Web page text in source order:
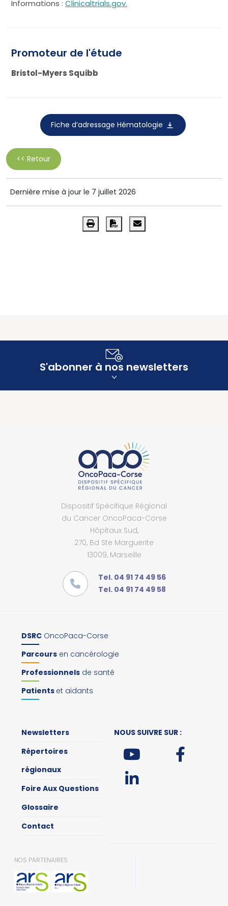
Informations : Clinicaltrials.gov.
Promoteur de l'étude
Bristol-Myers Squibb
Fiche d’adressage Hématologie
<< Retour
Dernière mise à jour le 7 juillet 2026
S'abonner à nos newsletters
Dispositif Spécifique Régional
du Cancer OncoPaca-Corse
Hôpitaux Sud,
270, Bd Ste Marguerite
13009, Marseille
Tel. 04 91 74 49 56
Tel. 04 91 74 49 58
DSRC OncoPaca-Corse
Parcours en cancérologie
Professionnels de santé
Patients et aidants
Newsletters
Répertoires
régionaux
Foire Aux Questions
Glossaire
Contact
NOUS SUIVRE SUR :
NOS PARTENAIRES